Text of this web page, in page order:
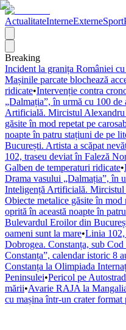
ActualitateInterneExterneSport
Breaking
Incident la granița României
Mașinile parcate blochează
ridicate•Intervenție contra
„Dalmația”, în urmă cu 100 de
Artificială. Mircistul
găsite în mod repetat pe
noapte în patru stațiuni de pe
București. Artista a scăpat
102, traseu deviat în Faleză
Galben de temperaturi ridicate•
Drama vasului „Dalmația”, în
Inteligență Artificială.
Obiecte metalice găsite în mod
oprită în această noapte în
Bulevardul Eroilor din
oameni sunt la mare•Linia 102,
Dobrogea. Constanța, sub
Constanța”, calendar istoric 8
Constanța la Olimpiada
Peninsulei•Pericol pe
mării•Avarie RAJA la
cu mașina într-un crater